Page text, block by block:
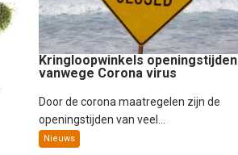
Kringloopwinkels openingstijden
vanwege Corona virus
Door de corona maatregelen zijn de
openingstijden van veel...
Nieuws